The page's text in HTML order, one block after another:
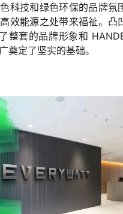
科技和绿色环保的品牌氛
效能源之处带来福祉。凸
整套的品牌形象和
奠定了坚实的基础。